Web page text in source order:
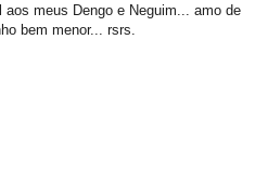
meus Dengo e Neguim... amo de
bem menor... rsrs.